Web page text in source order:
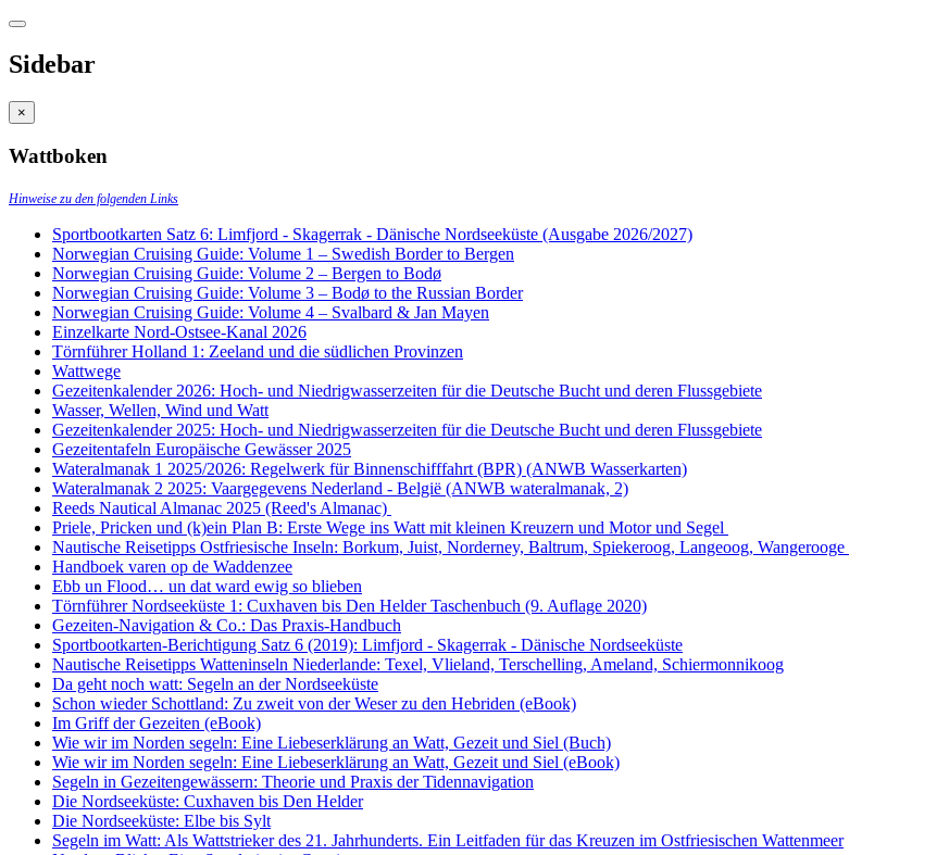
Sidebar
×
Wattboken
Hinweise zu den folgenden Links
Sportbootkarten Satz 6: Limfjord - Skagerrak - Dänische Nordseeküste (Ausgabe 2026/2027)
Norwegian Cruising Guide: Volume 1 – Swedish Border to Bergen
Norwegian Cruising Guide: Volume 2 – Bergen to Bodø
Norwegian Cruising Guide: Volume 3 – Bodø to the Russian Border
Norwegian Cruising Guide: Volume 4 – Svalbard & Jan Mayen
Einzelkarte Nord-Ostsee-Kanal 2026
Törnführer Holland 1: Zeeland und die südlichen Provinzen
Wattwege
Gezeitenkalender 2026: Hoch- und Niedrigwasserzeiten für die Deutsche Bucht und deren Flussgebiete
Wasser, Wellen, Wind und Watt
Gezeitenkalender 2025: Hoch- und Niedrigwasserzeiten für die Deutsche Bucht und deren Flussgebiete
Gezeitentafeln Europäische Gewässer 2025
Wateralmanak 1 2025/2026: Regelwerk für Binnenschifffahrt (BPR) (ANWB Wasserkarten)
Wateralmanak 2 2025: Vaargegevens Nederland - België (ANWB wateralmanak, 2)
Reeds Nautical Almanac 2025 (Reed's Almanac)
Priele, Pricken und (k)ein Plan B: Erste Wege ins Watt mit kleinen Kreuzern und Motor und Segel
Nautische Reisetipps Ostfriesische Inseln: Borkum, Juist, Norderney, Baltrum, Spiekeroog, Langeoog, Wangerooge
Handboek varen op de Waddenzee
Ebb un Flood… un dat ward ewig so blieben
Törnführer Nordseeküste 1: Cuxhaven bis Den HelderTaschenbuch (9. Auflage 2020)
Gezeiten-Navigation & Co.: Das Praxis-Handbuch
Sportbootkarten-Berichtigung Satz 6 (2019): Limfjord - Skagerrak - Dänische Nordseeküste
Nautische Reisetipps Watteninseln Niederlande: Texel, Vlieland, Terschelling, Ameland, Schiermonnikoog
Da geht noch watt: Segeln an der Nordseeküste
Schon wieder Schottland: Zu zweit von der Weser zu den Hebriden (eBook)
Im Griff der Gezeiten (eBook)
Wie wir im Norden segeln: Eine Liebeserklärung an Watt, Gezeit und Siel (Buch)
Wie wir im Norden segeln: Eine Liebeserklärung an Watt, Gezeit und Siel (eBook)
Segeln in Gezeitengewässern: Theorie und Praxis der Tidennavigation
Die Nordseeküste: Cuxhaven bis Den Helder
Die Nordseeküste: Elbe bis Sylt
Segeln im Watt: Als Wattstrieker des 21. Jahrhunderts. Ein Leitfaden für das Kreuzen im Ostfriesischen Wattenmeer